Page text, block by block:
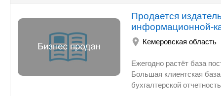
Продается
информационной-
Кемеровская область
Ежегодно растёт база
Большая клиентская
бухгалтерской